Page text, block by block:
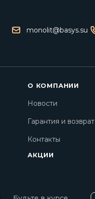
monolit@basys.su
О КОМПАНИИ
Новости
Гарантия и возврат
Контакты
АКЦИИ